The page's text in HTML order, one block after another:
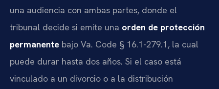
una audiencia con ambas partes, donde el
tribunal decide si emite una orden de protección
permanente bajo Va. Code § 16.1-279.1, la cual
puede durar hasta dos años. Si el caso está
vinculado a un divorcio o a la distribución